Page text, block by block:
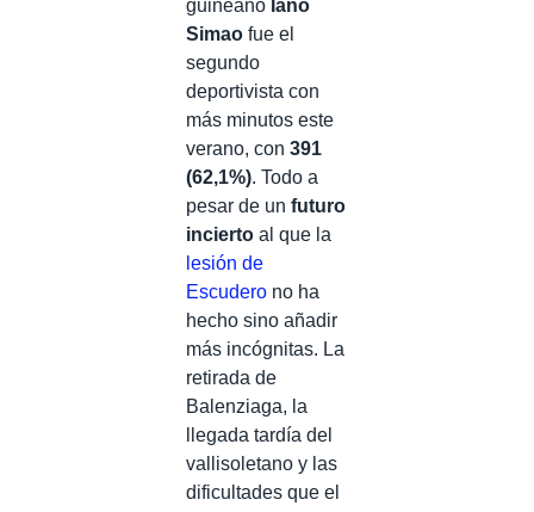
guineano Iano
Simao fue el
segundo
deportivista con
más minutos este
verano, con 391
(62,1%). Todo a
pesar de un futuro
incierto al que la
lesión de
Escudero no ha
hecho sino añadir
más incógnitas. La
retirada de
Balenziaga, la
llegada tardía del
vallisoletano y las
dificultades que el